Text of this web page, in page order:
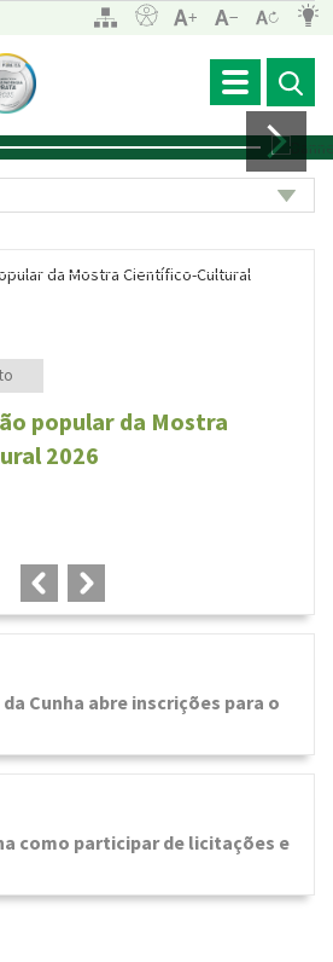
Toggle
navigation
popular da Mostra
2026
Cunha abre inscrições para o
como participar de licitações e